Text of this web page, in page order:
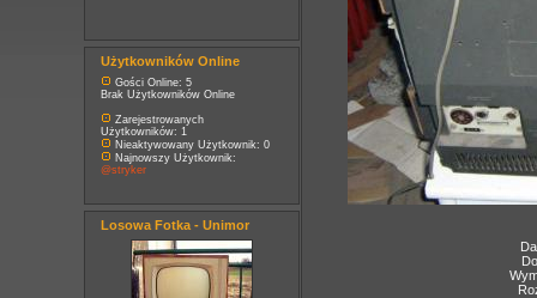
Użytkowników Online
Gości Online: 5
Brak Użytkowników Online
Zarejestrowanych
Użytkowników: 1
Nieaktywowany Użytkownik: 0
Najnowszy Użytkownik:
@stryker
Losowa Fotka - Unimor